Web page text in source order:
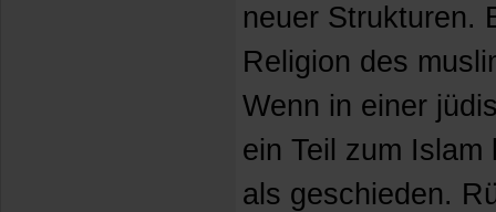
neuer Strukturen.
Religion des
Wenn in einer
ein Teil zum
als geschieden.